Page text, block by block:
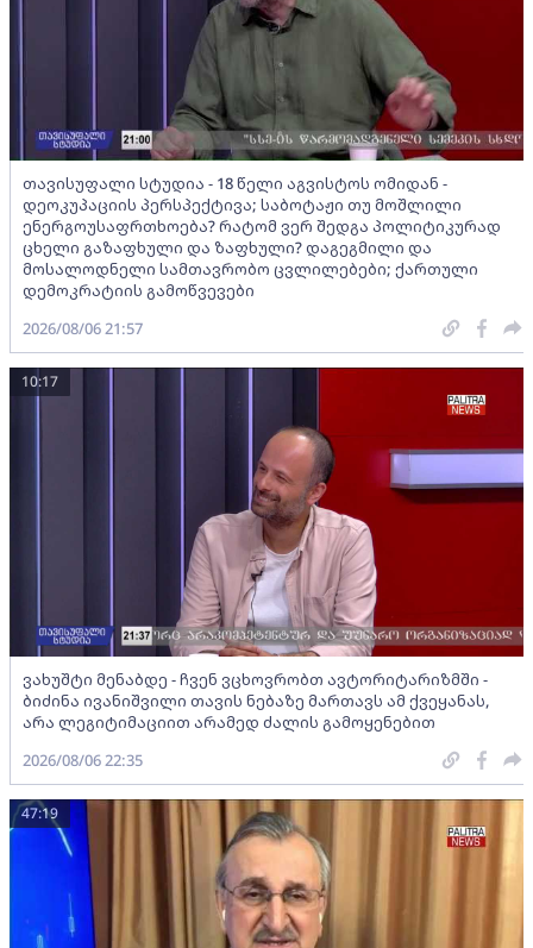
თავისუფალი სტუდია - 18 წელი აგვისტოს ომიდან -
დეოკუპაციის პერსპექტივა; საბოტაჟი თუ მოშლილი
ენერგოუსაფრთხოება? რატომ ვერ შედგა პოლიტიკურად
ცხელი გაზაფხული და ზაფხული? დაგეგმილი და
მოსალოდნელი სამთავრობო ცვლილებები; ქართული
დემოკრატიის გამოწვევები
2026/08/06 21:57
ვახუშტი მენაბდე - ჩვენ ვცხოვრობთ ავტორიტარიზმში -
ბიძინა ივანიშვილი თავის ნებაზე მართავს ამ ქვეყანას,
არა ლეგიტიმაციით არამედ ძალის გამოყენებით
10:17
2026/08/06 22:35
47:19